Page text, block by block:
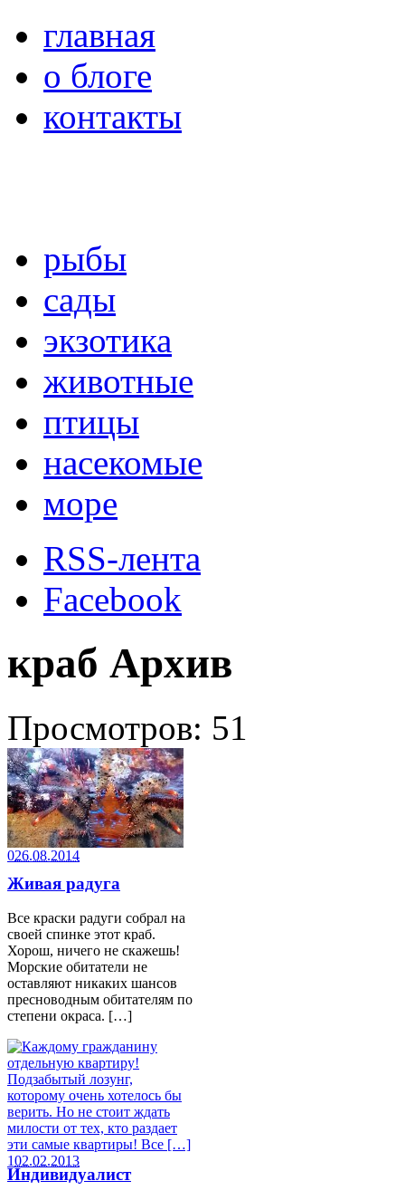
главная
о блоге
контакты
рыбы
сады
экзотика
животные
птицы
насекомые
море
RSS-лента
Facebook
краб Архив
Просмотров: 51
026.08.2014
Живая радуга
Все краски радуги собрал на
своей спинке этот краб.
Хорош, ничего не скажешь!
Морские обитатели не
оставляют никаких шансов
пресноводным обитателям по
степени окраса. […]
102.02.2013
Индивидуалист